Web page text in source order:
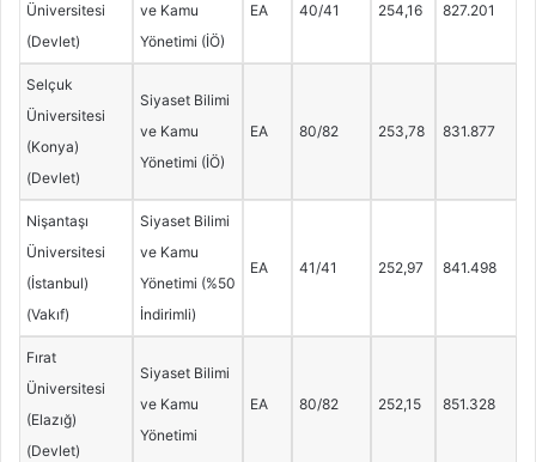
Üniversitesi
(Devlet)
ve Kamu
Yönetimi (İÖ)
EA 40/41 254,16 827.201
Selçuk
Üniversitesi
(Konya)
(Devlet)
Siyaset Bilimi
ve Kamu
Yönetimi (İÖ)
EA 80/82 253,78 831.877
Nişantaşı
Üniversitesi
(İstanbul)
(Vakıf)
Siyaset Bilimi
ve Kamu
Yönetimi (%50
İndirimli)
EA 41/41 252,97 841.498
Fırat
Üniversitesi
(Elazığ)
(Devlet)
Siyaset Bilimi
ve Kamu
Yönetimi
EA 80/82 252,15 851.328